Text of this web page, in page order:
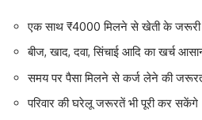
एक साथ ₹4000 मिलने से खेती के जरूरी
बीज, खाद, दवा, सिंचाई आदि का खर्च
समय पर पैसा मिलने से कर्ज लेने की
परिवार की घरेलू जरूरतें भी पूरी कर सकेंगे